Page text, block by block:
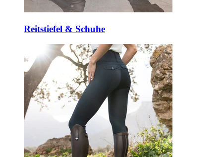
Reitstiefel & Schuhe